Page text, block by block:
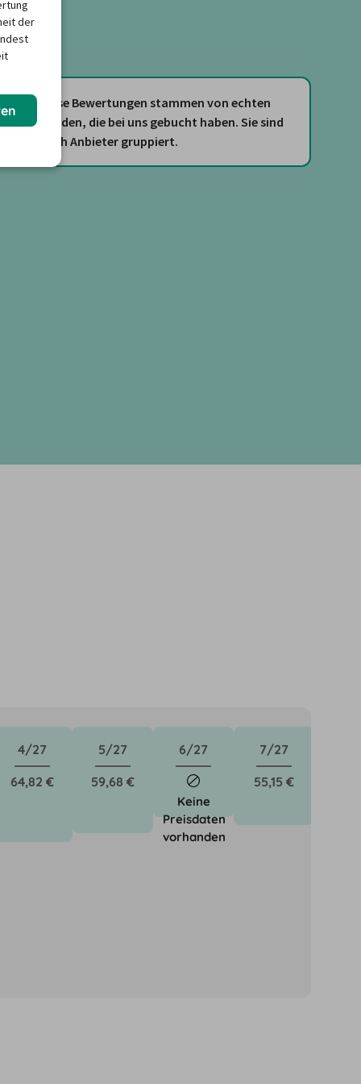
Diese Bewertungen stammen von echten
Kunden, die bei uns gebucht haben. Sie sind
nach Anbieter gruppiert.
4/27
64,82 €
5/27
59,68 €
6/27
Keine
Preisdaten
vorhanden
7/27
55,15 €
der